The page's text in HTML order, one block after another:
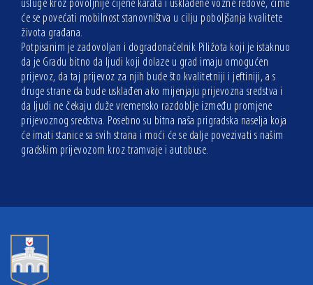
usluge kroz povoljnije cijene karata i usklađene vozne redove, čime
će se povećati mobilnost stanovništva u cilju poboljšanja kvalitete
života građana.
Potpisanim je zadovoljan i dogradonačelnik Piližota koji je istaknuo
da je Gradu bitno da ljudi koji dolaze u grad imaju omogućen
prijevoz, da taj prijevoz za njih bude što kvalitetniji i jeftiniji, a s
druge strane da bude usklađen ako mijenjaju prijevozna sredstva i
da ljudi ne čekaju duže vremensko razdoblje između promjene
prijevoznog sredstva. Posebno su bitna naša prigradska naselja koja
će imati stanice sa svih strana i moći će se dalje povezivati s našim
gradskim prijevozom kroz tramvaje i autobuse.